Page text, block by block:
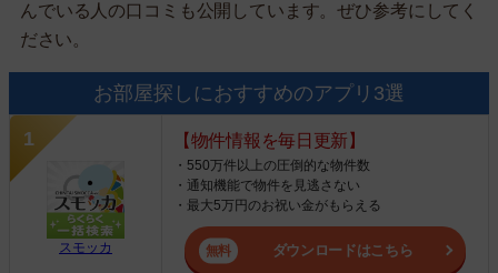
んでいる人の口コミも公開しています。ぜひ参考にしてく
ださい。
お部屋探しにおすすめのアプリ3選
スモッカ
【物件情報を毎日更新】
・550万件以上の圧倒的な物件数
・通知機能で物件を見逃さない
・最大5万円のお祝い金がもらえる
ダウンロードはこちら